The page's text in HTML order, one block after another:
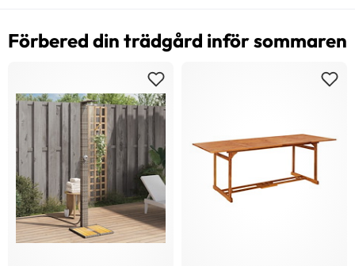
Förbered din trädgård inför sommaren